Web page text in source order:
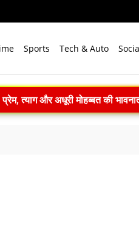
Sports Tech & Auto
त्याग और अधूरी मोहब्बत की
परमाणु सक्षम अग्नि-4 बैलिस्टिक